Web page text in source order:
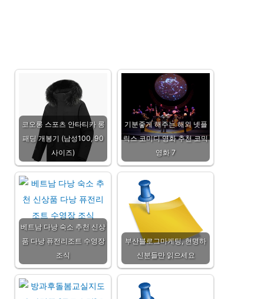
코오롱 스포츠 안타티카 롱
패딩 개봉기 (남성100, 90
사이즈)
기분좋게 해주는 해외 넷플
릭스 코미디 영화 추천 코믹
영화 7
베트남 다낭 숙소 추천 신상
품 다낭 퓨전리조트 수영장
조식
부산블로그마케팅, 현명하
신분들만 읽으세요